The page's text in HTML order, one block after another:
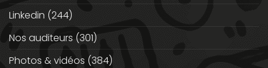
Linkedin (244)
Nos auditeurs (301)
Photos & vidéos (384)